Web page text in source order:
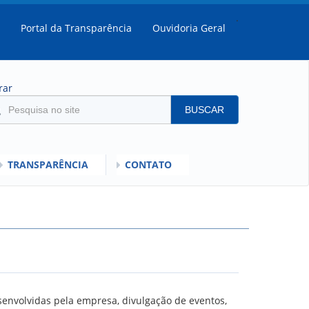
Portal da Transparência Ouvidoria Geral
.
BUSCAR
PLR
DO DESEMPENHO DOS EMPREGADOS DA EMPREL
ORIENTAÇÕES
TRANSPARÊNCIA CONTATO
pela empresa, divulgação de eventos,